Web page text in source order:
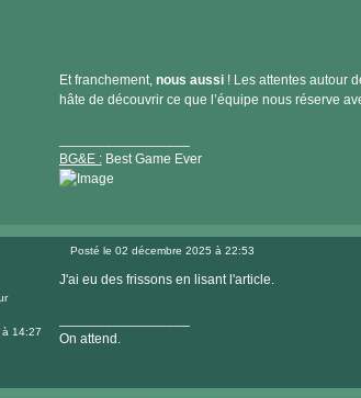
Et franchement, nous aussi! Les attentes autour
hâte de découvrir ce que l’équipe nous réserve
BG&E :Best Game Ever
le
site
14:27
Posté le 02 décembre 2025 à 22:53
J'ai eu des frissons en lisant l'article.
On attend.